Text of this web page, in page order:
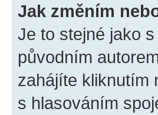
Jak změním
Je to stejné jako
původním
zahájíte kliknutím
s hlasováním